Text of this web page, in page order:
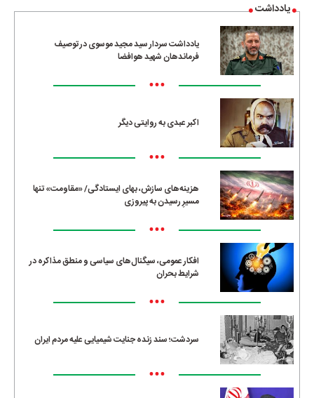
یادداشت
یادداشت سردار سید مجید موسوی در توصیف
فرماندهان شهید هوافضا
•••
اکبر عبدی به روایتی دیگر
•••
هزینه‌های سازش، بهای ایستادگی/ «مقاومت» تنها
مسیرِ رسیدن به پیروزی
•••
افکار عمومی، سیگنال‌های سیاسی و منطق مذاکره در
شرایط بحران
•••
سردشت؛ سند زنده جنایت شیمیایی علیه مردم ایران
•••